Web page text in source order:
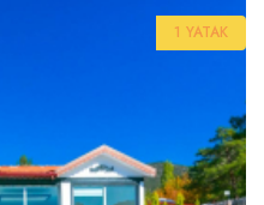
1 YATAK